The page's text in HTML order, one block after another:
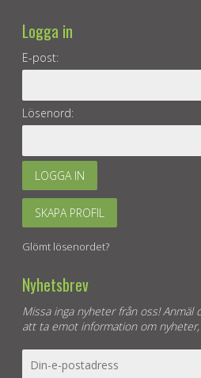
Logga in
E-post:
Lösenord:
LOGGA IN
SKAPA PROFIL
Glömt lösenordet?
Nyhetsbrev
Missa inga nyheter från oss! Anmäl
att ta emot information om